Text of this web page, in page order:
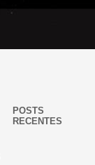
POSTS
RECENTES